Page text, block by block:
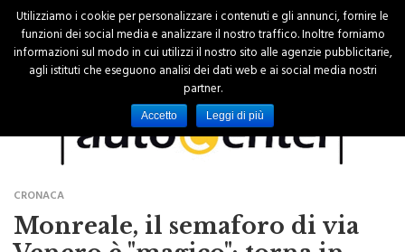
CRONACA
Utilizziamo i cookie per personalizzare i contenuti e gli annunci, fornire le
funzioni dei social media e analizzare il nostro traffico. Inoltre forniamo
informazioni sul modo in cui utilizzi il nostro sito alle agenzie pubblicitarie,
agli istituti che eseguono analisi dei dati web e ai social media nostri
partner.
Accetto Leggi di più